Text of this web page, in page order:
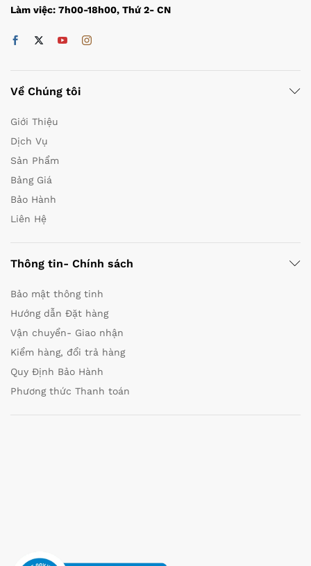
Làm việc: 7h00-18h00, Thứ 2- CN
Về Chúng tôi
Giới Thiệu
Dịch Vụ
Sản Phẩm
Bảng Giá
Bảo Hành
Liên Hệ
Thông tin- Chính sách
Bảo mật thông tinh
Hướng dẫn Đặt hàng
Vận chuyển- Giao nhận
Kiểm hàng, đổi trả hàng
Quy Định Bảo Hành
Phương thức Thanh toán